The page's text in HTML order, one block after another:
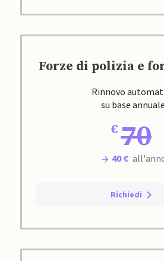
Forze di polizia e
Rinnovo
su base annuale
70
40 €
Richiedi